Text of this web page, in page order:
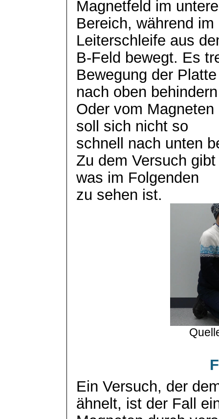
Magnetfeld im
Bereich, während
Leiterschleife aus
B-Feld bewegt. Es
Bewegung der Platte
nach oben
Oder vom
soll sich nicht so
schnell nach unten
Zu dem Versuch
was im Folgenden
zu sehen ist.
Ein Versuch, der
ähnelt, ist der Fall